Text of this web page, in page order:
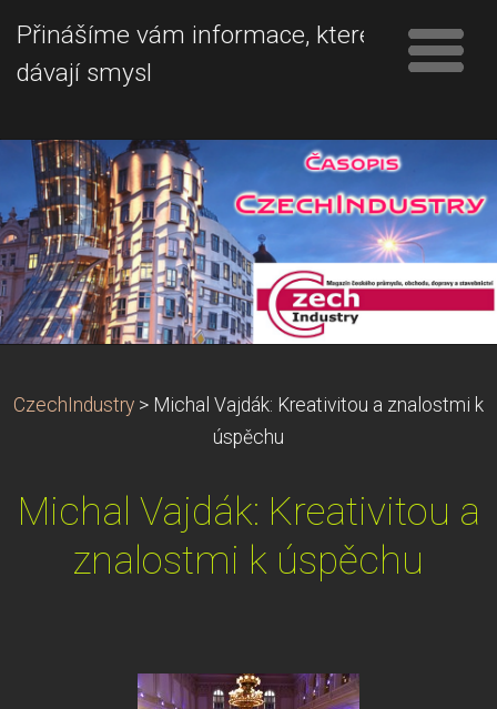
Přinášíme vám informace, které
dávají smysl
CzechIndustry > Michal Vajdák: Kreativitou a znalostmi k
úspěchu
Michal Vajdák: Kreativitou a
znalostmi k úspěchu